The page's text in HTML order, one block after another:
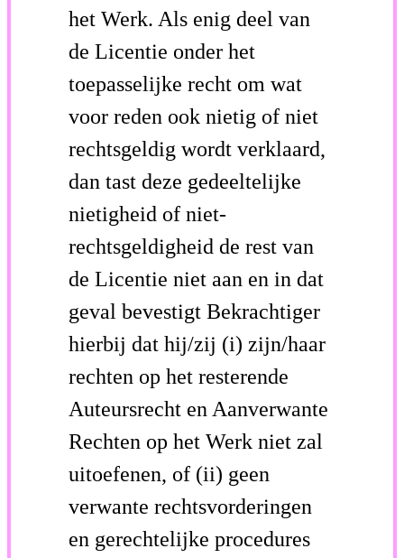
het Werk. Als enig deel van
de Licentie onder het
toepasselijke recht om wat
voor reden ook nietig of niet
rechtsgeldig wordt verklaard,
dan tast deze gedeeltelijke
nietigheid of niet-
rechtsgeldigheid de rest van
de Licentie niet aan en in dat
geval bevestigt Bekrachtiger
hierbij dat hij/zij (i) zijn/haar
rechten op het resterende
Auteursrecht en Aanverwante
Rechten op het Werk niet zal
uitoefenen, of (ii) geen
verwante rechtsvorderingen
en gerechtelijke procedures